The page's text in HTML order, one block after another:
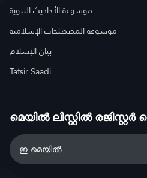
موسوعة الأحاديث النبوية
موسوعة المصطلحات الإسلامية
بيان الإسلام
Tafsir Saadi
മെയിൽ ലിസ്റ്റിൽ